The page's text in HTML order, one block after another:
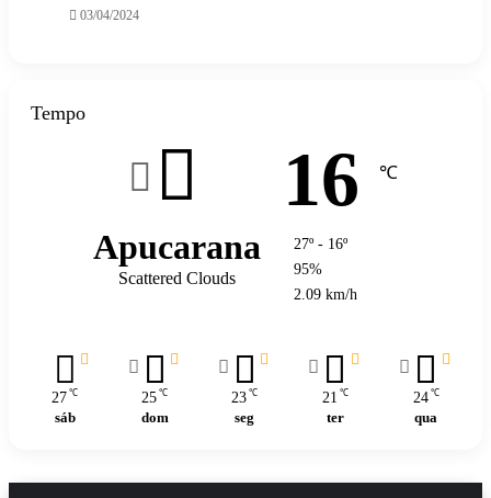
03/04/2024
Tempo
Apucarana
Scattered Clouds
16 ℃
27º - 16º
95%
2.09 km/h
27 ℃
sáb
25 ℃
dom
23 ℃
seg
21 ℃
ter
24 ℃
qua